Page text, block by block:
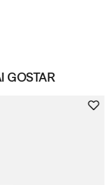
GOSTAR